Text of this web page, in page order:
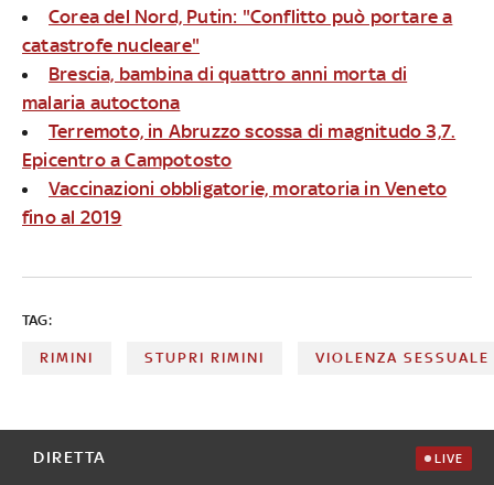
Corea del Nord, Putin: "Conflitto può portare a
catastrofe nucleare"
Brescia, bambina di quattro anni morta di
malaria autoctona
Terremoto, in Abruzzo scossa di magnitudo 3,7.
Epicentro a Campotosto
Vaccinazioni obbligatorie, moratoria in Veneto
fino al 2019
TAG:
RIMINI STUPRI RIMINI VIOLENZA SESSUALE
DIRETTA LIVE